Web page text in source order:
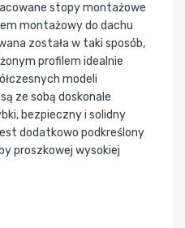
stopy montażowe
montażowy do dachu
została w taki sposób,
profilem idealnie
modeli
ze sobą doskonale
bezpieczny i solidny
dodatkowo podkreślony
proszkowej wysokiej